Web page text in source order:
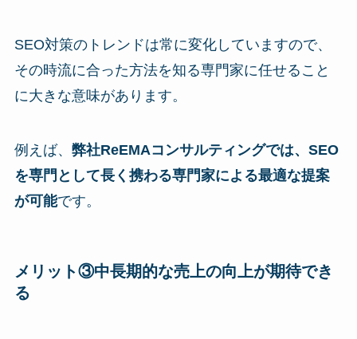
SEO対策のトレンドは常に変化していますので、
その時流に合った方法を知る専門家に任せること
に大きな意味があります。
例えば、 弊社ReEMAコンサルティングでは、SEO
を専門として長く携わる専門家による最適な提案
が可能です。
メリット③中長期的な売上の向上が期待でき
る